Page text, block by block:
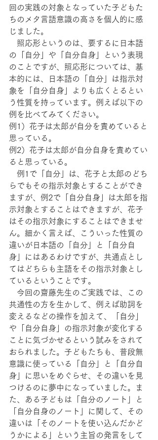
回の実践の対象となっていた子どもた
ちのメタ言語意識の高さを個人的に感
じました。
照応形というのは、要するに日本語
の「自分」や「自分自身」という表現
のことですが、照応形については、基
本的には、日本語の「自分」は指示対
象を「自分自身」よりも広くとるとい
う性質を持っています。例えば以下の
例を比べてみてください。
例1）花子は太郎が自分を責めていると
思っている。
例2）花子は太郎が自分自身を責めてい
ると思っている。
例1で「自分」は、花子と太郎のどち
らでもその指示対象とすることができ
ますが、例2で「自分自身」は太郎を指
示対象とすることはできますが、花子
はその指示対象にすることはできませ
ん。細かく言えば、こういった性質の
違いが日本語の「自分」と「自分自
身」にはあるわけですが、共通点とし
てはどちらも主語をその指示対象とし
ているということです。
今回の齋藤先生のご実践では、この
共通性の方を生かして、例えば助詞を
変えるなどの操作を加えて、「自分」
や「自分自身」の指示対象が変化する
ことに気づかせるという試みをされて
おられました。子どもたちも、普段無
意識に使っている「自分」と「自分自
身」に思いをめぐらせ、その違いを見
つけるのに夢中になっていました。ま
た、ある子どもは「自分のノート」と
「自分自身のノート」に関して、その
違いは「そのノートを使い込んだかど
うかによる」という主旨の発言をして